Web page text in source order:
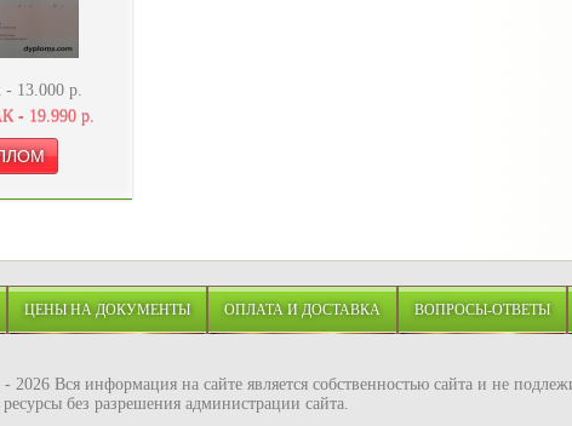
- 13.000р.
- 19.990 р.
ЦЕНЫ НА ДОКУМЕНТЫ ОПЛАТА И ДОСТАВКА ВОПРОСЫ-ОТВЕТЫ
2026 Вся информация на сайте является собственностью сайта и не
ресурсы без разрешения администрации сайта.